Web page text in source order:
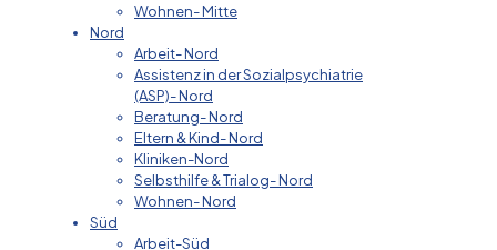
Wohnen- Mitte
Nord
Arbeit- Nord
Assistenz in der Sozialpsychiatrie
(ASP)- Nord
Beratung- Nord
Eltern & Kind- Nord
Kliniken-Nord
Selbsthilfe & Trialog- Nord
Wohnen- Nord
Süd
Arbeit-Süd